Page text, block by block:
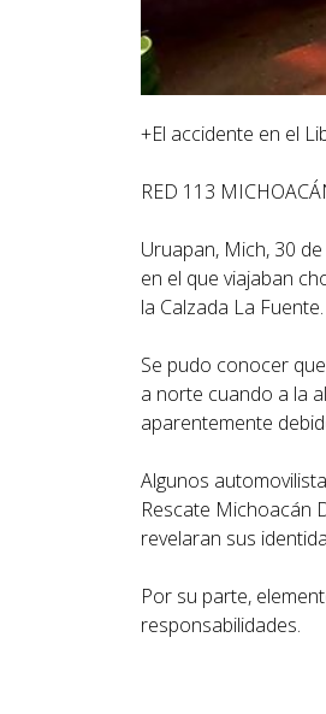
+El accidente en el
RED 113
Uruapan, Mich, 30
en el que viajaban
la Calzada La Fuente.
Se pudo conocer
a norte cuando a la
aparentemente
Algunos
Rescate Michoacán
revelaran sus
Por su parte,
responsabilidades.